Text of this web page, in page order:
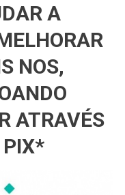
A
NOS,
ATRAVÉS
PIX*